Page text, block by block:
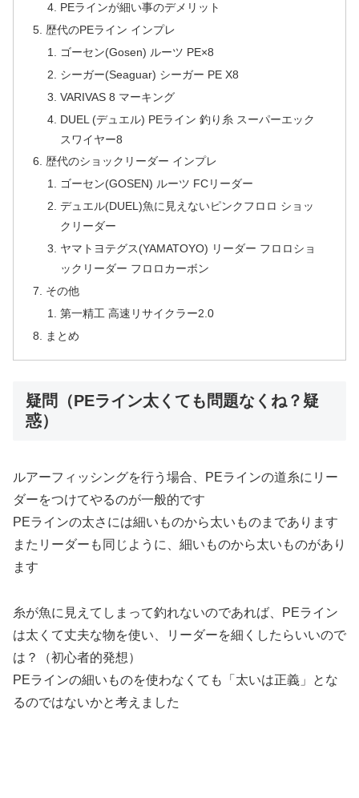
PEラインが細い事のデメリット
歴代のPEライン インプレ
ゴーセン(Gosen) ルーツ PE×8
シーガー(Seaguar) シーガー PE X8
VARIVAS 8 マーキング
DUEL (デュエル) PEライン 釣り糸 スーパーエック
スワイヤー8
歴代のショックリーダー インプレ
ゴーセン(GOSEN) ルーツ FCリーダー
デュエル(DUEL)魚に見えないピンクフロロ ショッ
クリーダー
ヤマトヨテグス(YAMATOYO) リーダー フロロショ
ックリーダー フロロカーボン
その他
第一精工 高速リサイクラー2.0
まとめ
疑問（PEライン太くても問題なくね？疑
惑）
ルアーフィッシングを行う場合、PEラインの道糸にリー
ダーをつけてやるのが一般的です
PEラインの太さには細いものから太いものまであります
またリーダーも同じように、細いものから太いものがあり
ます
糸が魚に見えてしまって釣れないのであれば、PEライン
は太くて丈夫な物を使い、リーダーを細くしたらいいので
は？（初心者的発想）
PEラインの細いものを使わなくても「太いは正義」とな
るのではないかと考えました